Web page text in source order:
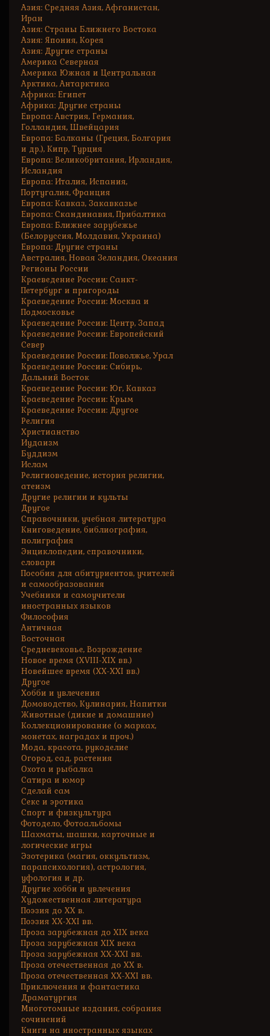
Азия: Средняя Азия, Афганистан,
Иран
Азия: Страны Ближнего Востока
Азия: Япония, Корея
Азия: Другие страны
Америка Северная
Америка Южная и Центральная
Арктика, Антарктика
Африка: Египет
Африка: Другие страны
Европа: Австрия, Германия,
Голландия, Швейцария
Европа: Балканы (Греция, Болгария
и др.), Кипр, Турция
Европа: Великобритания, Ирландия,
Исландия
Европа: Италия, Испания,
Португалия, Франция
Европа: Кавказ, Закавказье
Европа: Скандинавия, Прибалтика
Европа: Ближнее зарубежье
(Белоруссия, Молдавия, Украина)
Европа: Другие страны
Австралия, Новая Зеландия, Океания
Регионы России
Краеведение России: Санкт-
Петербург и пригороды
Краеведение России: Москва и
Подмосковье
Краеведение России: Центр, Запад
Краеведение России: Европейский
Север
Краеведение России: Поволжье, Урал
Краеведение России: Сибирь,
Дальний Восток
Краеведение России: Юг, Кавказ
Краеведение России: Крым
Краеведение России: Другое
Религия
Христианство
Иудаизм
Буддизм
Ислам
Религиоведение, история религии,
атеизм
Другие религии и культы
Другое
Справочники, учебная литература
Книговедение, библиография,
полиграфия
Энциклопедии, справочники,
словари
Пособия для абитуриентов, учителей
и самообразования
Учебники и самоучители
иностранных языков
Философия
Античная
Восточная
Средневековье, Возрождение
Новое время (XVIII-XIX вв.)
Новейшее время (XX-XXI вв.)
Другое
Хобби и увлечения
Домоводство, Кулинария, Напитки
Животные (дикие и домашние)
Коллекционирование (о марках,
монетах, наградах и проч.)
Мода, красота, рукоделие
Огород, сад, растения
Охота и рыбалка
Сатира и юмор
Сделай сам
Секс и эротика
Спорт и физкультура
Фотодело, Фотоальбомы
Шахматы, шашки, карточные и
логические игры
Эзотерика (магия, оккультизм,
парапсихология), астрология,
уфология и др.
Другие хобби и увлечения
Художественная литература
Поэзия до XX в.
Поэзия XX-XXI вв.
Проза зарубежная до XIX века
Проза зарубежная XIX века
Проза зарубежная XX-XXI вв.
Проза отечественная до XX в.
Проза отечественная XX-XXI вв.
Приключения и фантастика
Драматургия
Многотомные издания, собрания
сочинений
Книги на иностранных языках